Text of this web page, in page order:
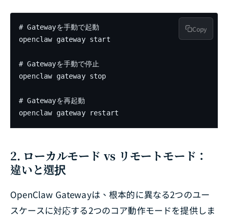
# Gatewayを手動で起動
openclaw gateway start
# Gatewayを手動で停止
openclaw gateway stop
# Gatewayを再起動
openclaw gateway restart
Copy
2. ローカルモード vs リモートモード：
違いと選択
OpenClaw Gatewayは、根本的に異なる2つのユー
スケースに対応する2つのコア動作モードを提供しま